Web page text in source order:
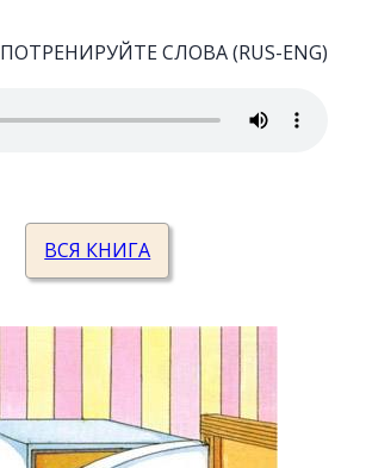
ПОТРЕНИРУЙТЕ СЛОВА (RUS-ENG)
ВСЯ КНИГА